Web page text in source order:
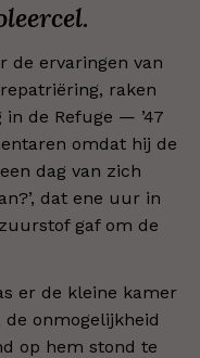
de ervaringen van
raken
de Refuge — ’47
omdat hij de
dag van zich
dat ene uur in
gaf om de
er de kleine kamer
de onmogelijkheid
op hem stond te